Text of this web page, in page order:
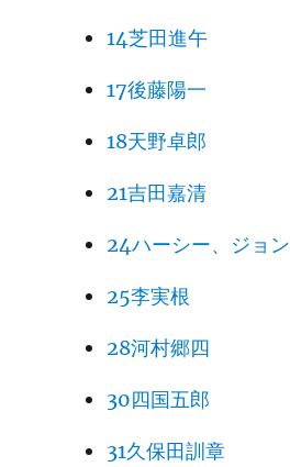
14芝田進午
17後藤陽一
18天野卓郎
21吉田嘉清
24ハーシー、ジョン
25李実根
28河村郷四
30四国五郎
31久保田訓章